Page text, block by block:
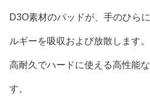
D3O素材のパッドが、手のひら
ルギーを吸収および放散します。
高耐久でハードに使える高性能
す。